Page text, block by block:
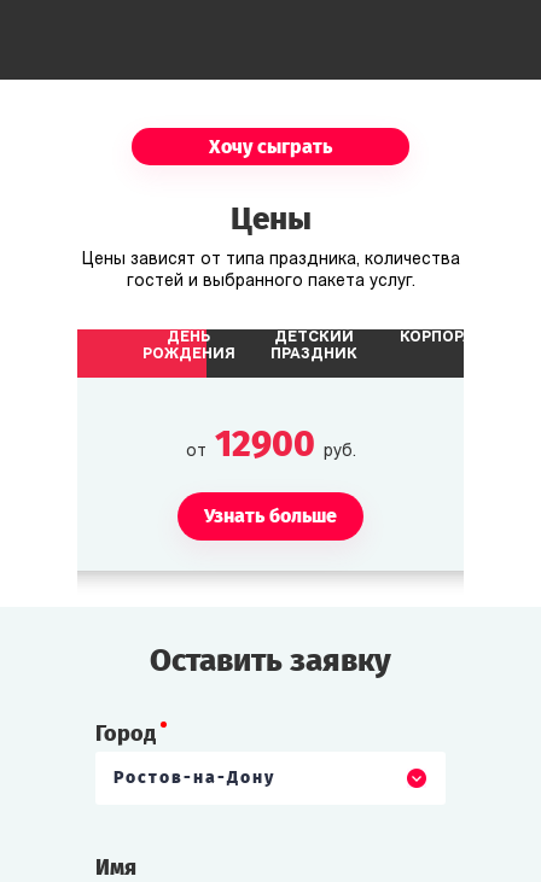
Хочу сыграть
Цены
Цены зависят от типа праздника, количества
гостей и выбранного пакета услуг.
ДЕНЬ
РОЖДЕНИЯ
ДЕТСКИЙ
ПРАЗДНИК
КОРПОРАТИВ
от 12900 руб.
Узнать больше
Оставить заявку
Город
Ростов-на-Дону
Имя